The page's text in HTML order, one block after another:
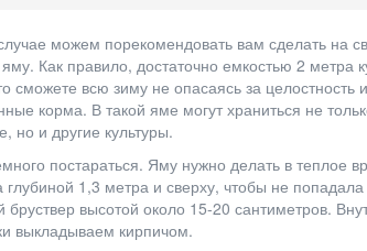
можем порекомендовать вам сделать на
Как правило, достаточно емкостью 2 метра
сможете всю зиму не опасаясь за целостность
корма. В такой яме могут храниться не
но и другие культуры.
постараться. Яму нужно делать в теплое
глубиной 1,3 метра и сверху, чтобы не
бруствер высотой около 15-20 сантиметров.
выкладываем кирпичом.